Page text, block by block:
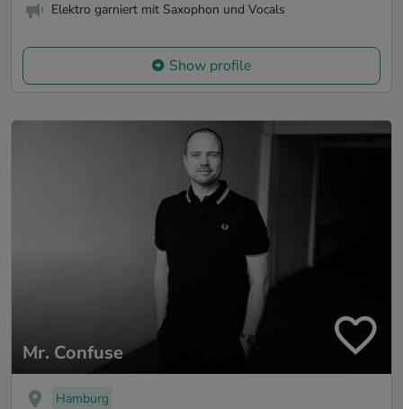
Elektro garniert mit Saxophon und Vocals
Show profile
Mr. Confuse
Hamburg